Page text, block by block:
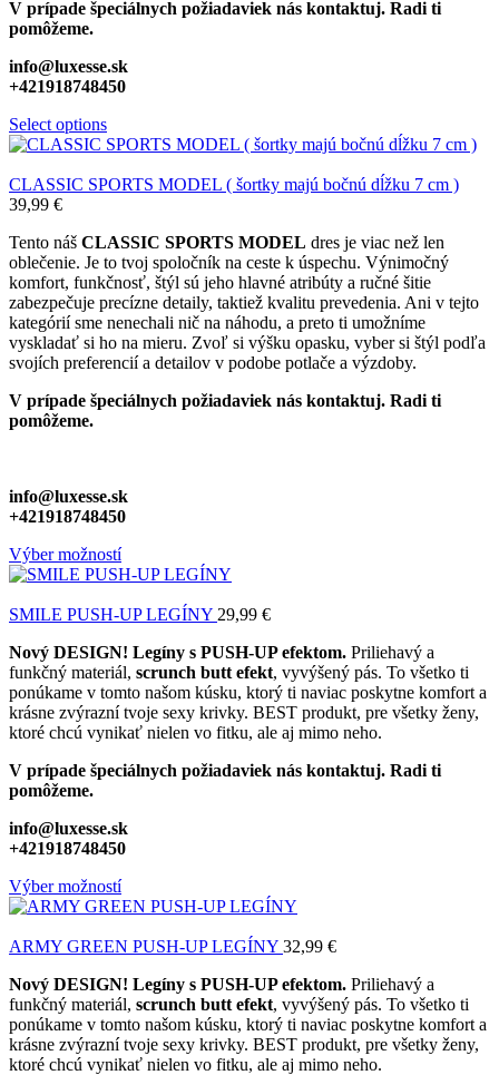
V prípade špeciálnych požiadaviek nás kontaktuj. Radi ti
pomôžeme.
info@luxesse.sk
+421918748450
Select options
CLASSIC SPORTS MODEL ( šortky majú bočnú dĺžku 7 cm )
39,99 €
Tento náš CLASSIC SPORTS MODEL dres je viac než len
oblečenie. Je to tvoj spoločník na ceste k úspechu. Výnimočný
komfort, funkčnosť, štýl sú jeho hlavné atribúty a ručné šitie
zabezpečuje precízne detaily, taktiež kvalitu prevedenia. Ani v tejto
kategórií sme nenechali nič na náhodu, a preto ti umožníme
vyskladať si ho na mieru. Zvoľ si výšku opasku, vyber si štýl podľa
svojích preferencií a detailov v podobe potlače a výzdoby.
V prípade špeciálnych požiadaviek nás kontaktuj. Radi ti
pomôžeme.
info@luxesse.sk
+421918748450
Výber možností
SMILE PUSH-UP LEGÍNY 29,99 €
Nový DESIGN! Legíny s PUSH-UP efektom. Priliehavý a
funkčný materiál, scrunch butt efekt, vyvýšený pás. To všetko ti
ponúkame v tomto našom kúsku, ktorý ti naviac poskytne komfort a
krásne zvýrazní tvoje sexy krivky. BEST produkt, pre všetky ženy,
ktoré chcú vynikať nielen vo fitku, ale aj mimo neho.
V prípade špeciálnych požiadaviek nás kontaktuj. Radi ti
pomôžeme.
info@luxesse.sk
+421918748450
Výber možností
ARMY GREEN PUSH-UP LEGÍNY 32,99 €
Nový DESIGN! Legíny s PUSH-UP efektom. Priliehavý a
funkčný materiál, scrunch butt efekt, vyvýšený pás. To všetko ti
ponúkame v tomto našom kúsku, ktorý ti naviac poskytne komfort a
krásne zvýrazní tvoje sexy krivky. BEST produkt, pre všetky ženy,
ktoré chcú vynikať nielen vo fitku, ale aj mimo neho.